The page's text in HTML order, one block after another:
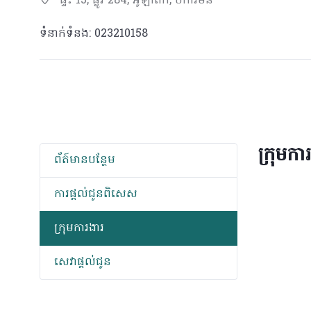
ទំនាក់ទំនង: 023210158
ព័​ត៍​មាន​បន្ថែម
ការផ្តល់ជូនពិសេស
ក្រុមការងារ
សេវាផ្តល់ជូន
ក្រុមកា